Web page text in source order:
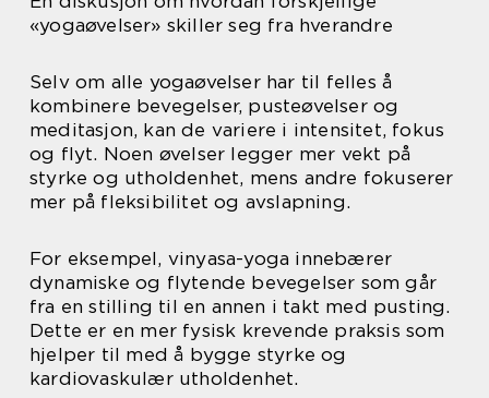
«yogaøvelser» skiller seg fra hverandre
Selv om alle yogaøvelser har til felles å
kombinere bevegelser, pusteøvelser og
meditasjon, kan de variere i intensitet, fokus
og flyt. Noen øvelser legger mer vekt på
styrke og utholdenhet, mens andre fokuserer
mer på fleksibilitet og avslapning.
For eksempel, vinyasa-yoga innebærer
dynamiske og flytende bevegelser som går
fra en stilling til en annen i takt med pusting.
Dette er en mer fysisk krevende praksis som
hjelper til med å bygge styrke og
kardiovaskulær utholdenhet.